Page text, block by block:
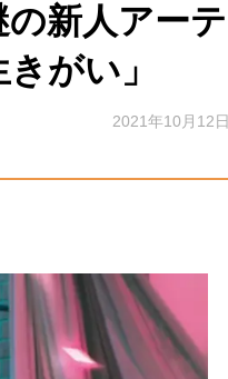
新人アーテ
がい」
2021年10月12日